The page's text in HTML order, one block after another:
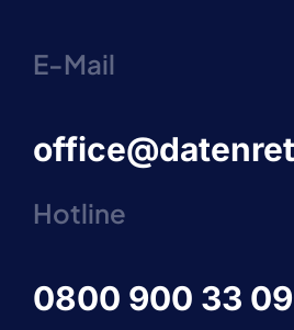
E-Mail
Hotline
0800 900 33 09